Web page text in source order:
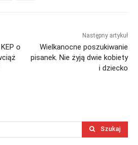
o
Następny artykuł
Wielkanocne poszukiwanie
pisanek. Nie żyją dwie kobiety
i dziecko
Szukaj